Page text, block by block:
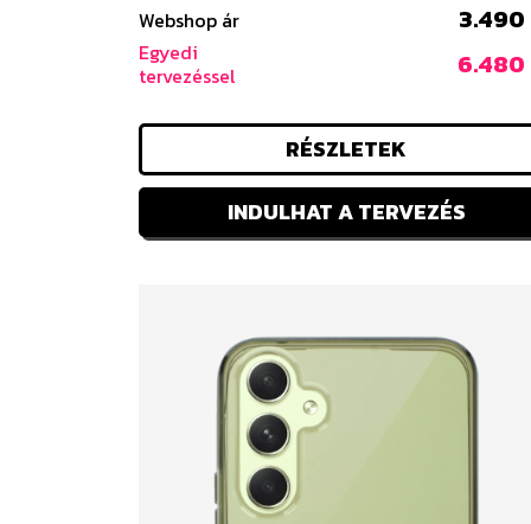
Webshop ár 3.490
Egyedi
tervezéssel
6.480
RÉSZLETEK
INDULHAT A TERVEZÉS